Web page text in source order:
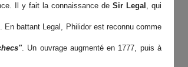
Il y fait la connaissance de Sir Legal , qui
En battant Legal, Philidor est reconnu comme
. Un ouvrage augmenté en 1777, puis à